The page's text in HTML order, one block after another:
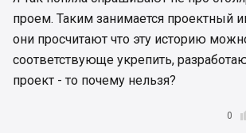
проем. Таким занимается проектный
они просчитают что эту историю
соответствующе укрепить,
проект - то почему нельзя?
0